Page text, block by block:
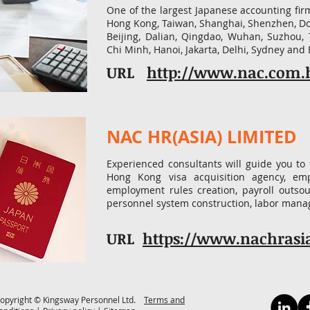
One of the largest Japanese accounting
Hong Kong, Taiwan, Shanghai, Shenzhen,
Beijing, Dalian, Qingdao, Wuhan, Suzhou,
Chi Minh, Hanoi, Jakarta, Delhi, Sydney and
URL http://
NAC HR(ASIA) LIMITED
Experienced consultants will guide you
Hong Kong visa acquisition agency,
employment rules creation, payroll
personnel system construction, labor
URL https://
© Kingsway Personnel Ltd. Terms and